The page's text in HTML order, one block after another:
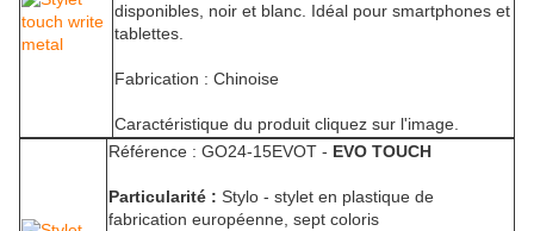
disponibles, noir et blanc. Idéal pour smartphones et
tablettes.
Fabrication : Chinoise
Caractéristique du produit cliquez sur l'image.
Référence : GO24-15EVOT - EVO TOUCH
Particularité : Stylo - stylet en plastique de
fabrication européenne, sept coloris